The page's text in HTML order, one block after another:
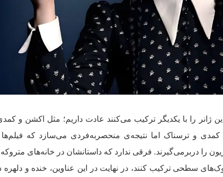
ژانر را با یکدیگر ترکیب می‌کنند عادت داریم؛ مثل اکشن و
و ترسناک اما نتیجه‌ی منحصربه‌فردی می‌سازد که
را دربرمی‌گیرند. فرقی ندارد که داستانشان در خانه‌های
سطحی ترکیب کنند، در نهایت در این عناوین، خنده و دلهره